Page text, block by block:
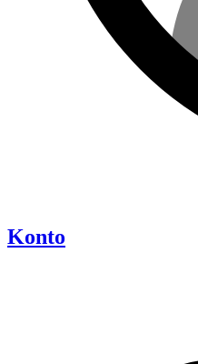
Konto